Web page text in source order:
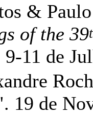
&
of the 39
11 de
19 de